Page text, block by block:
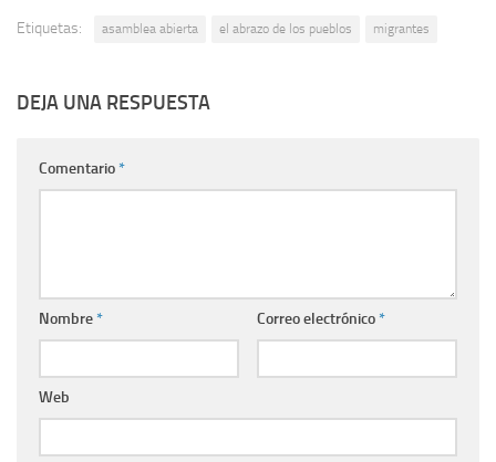
Etiquetas: asamblea abierta el abrazo de los pueblos migrantes
DEJA UNA RESPUESTA
Comentario*
Nombre* Correo electrónico*
Web